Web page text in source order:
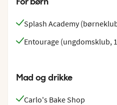
Splash Academy
Entourage (ungdomsklub,
Mad og drikke
Carlo's Bake Shop